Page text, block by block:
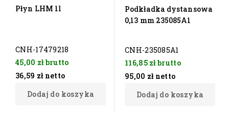
Płyn LHM 1l
CNH-17479218
45,00 złbrutto
36,59 zł netto
Dodaj do koszyka
Podkładka dystansowa
0,13 mm 235085A1
CNH-235085A1
116,85 złbrutto
95,00 zł netto
Dodaj do koszyka